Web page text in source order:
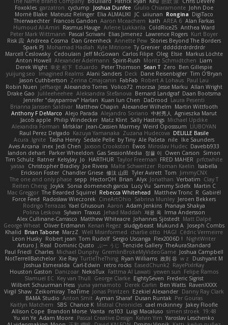
Foxokles garzatron cyclump Joshua Dunfee Giulio Chiaramonte John Doe
Mornè Blake Mateusz Relinger Elia ALMALIKI JC uiiunan Rongina DigiTaco
Thierwaechter Francois Gandon Aaron Mceachern kath AREA 6 Alan Farkas
Humoud Al-Amiri Rasmus Hauge Arlene Lukkarila ColdRice25 Anthea Ward
Peter Mark Wittmann Pascal Scrivani Elias Jimenez Lawrence Rogers Kurt Boyer
Risk 📀 Andreea Cosma Dan Greenheck Annette Pew Stories Beyond The Borders
Spark PJ Mohamad Hadlah Kyle Mitrione Ty Grenier dddddrdrdrdrdr
Marcell Ceslowsky Cedoulain Jeff McGowan Carlos Filipe Oleg Elsie Markus Löchte
Anton Howell Alexander Adelmann Spirit-Rush Moritz Schmidtchen Liam
Derek Wight 幸史 松下 Eduardo Peter Thomson Sean T Zero Ben Gillespie
yuijung seo
Imagined Realms Alani Sanders Deck Dane Reisenbigler Tim O'Bryan
Jason Cuthbertson Zerina Cmajcanin FabFab Robert A Lohaus Paul Lau
Robin Nuen jeffsarge Alexandro Torres Volico72 morzsa Jesse Marku Allan Wright
Drake Gao Julileeheehee Aleksandra Stefanova Bernard Landgraf Daan Bootsma
Jennifer "daysparrow" Harlan Kuan lun Chen DaDrood Laura Pesenti
Brianna Janssen Saldivar Matthew Chapin Alexander Wilhelm Martin Wittfooth
Anthony F DeMarco Alejo Parada Alejandro Soriano 中村秀人
Agnieszka Marut
Jacob apple Philip Windecker Matz Klint Sally Hastings Michael Updike
Alexandra Forman MrIsklar Jean-Cassien Marmey Weird Oposssum LIUBOYAN
Raul Perez Delgado Kazuya Yamanaka Zuzana Hudecova DELILLE Basile
Acura .Ignite Tasha Henry Sedale Pelle by Tiny Ale Pašeta nile Ike Saunders
Aves Arcana inex Jedi Chen Jaxson Crookston Ewos Miroslav Hudec Davebb933
landon dehart Parker Wheeldon Gas SessionMedia 정율 이 Owen Carson
Simon
Tim Schulz Ratner KelsyJay Jo HARTHUR Taylor Freeman FRED MAHER prfctwhite
yataa
Christopher Bradley Joe Rivera Malte Schweitzer Roman Kaelin
Isabella
Erickson Foster Chandler Griese 修汰 山田 Tyler Avirett Tom JimmyCNX
The one and only phase sepp HectorOH Brian Alyx Jonathan Verbatim Clay T
Reiten Cheng Joykk Sonia domenech garcia Lucy Vu Sammy Sidefx Martin C
Mac Greggor The Bearded Squirrel Rebecca Whitehead Matthew Tronc R Gabirél
Force Feed Radosław Wieczorek CineArtOhio Sabrina Munley Jeroen Bekkers
Rodrigo Terrazas Yael Ghusoun Aaron Adam Jenkins Pranaya Shakya
Polina Leskova Sylvain Traxus Jehad Maddah 재윤 옥 Irma Andersson
Alex Cullinane-Carrasco Matthew Whiteacre Johannes Sjöstedt Matt Dalpé
George Wheat Oliver Erdmann Kenan Regez sludgybeast Mukund A Joseph Combs
Khalid Brian Tabone MarzZ Well Misinformed charlie otto HAGI Cédric Vermeirre
Leon Husky Robert jean Tom Rudolf Sergio Uscanga Flex2006D !
NightWriter
Arturo J. Real Dominic Qusto ぶー うじ Tenzide Gallery TheAuraStandard
Paul Friedl Charles Michael Dunphy GremlinBrokeMyVideoGame Joshua Campbell
NotTerrellBatchelor Xie Ray TurtleTheThing Ryan Williams 政則 谷 w z
Dushyant M
Joshua Esmeralda Carl-Edwin retro rocks EasedChunk2 RayePixlrKay
Houston Gaston Danizoar NekoTux Fattma Al Lawati yewen sun Felipe Ramos
Slamuel EC Key van Thull George Clarke EightySeven Frederic Sigrist
Wilbert Schuurman Hess yuna yamamoto Derek Carlin Ben Watts RavenXXXX
Virgil Shaw Zeikomiray TeaTime Jonas Printzen Ezekiel Alexander Danny Ray Clark
BAMA Studio Anton Smit Ayman Sharaf Dusan Runtak Per Gouras
Kaitlyn Matchem
SBS Chance K Mistral Chronicles cael mckinney Jakey Floofle
Allison Cope Brandon Morse Vanta ns103 Luigi Macaluso simen stroek 19:48
Yu xin Ye Adam Moore Pascal Creative Design Kelvin Yim Yaroslav Leschenko